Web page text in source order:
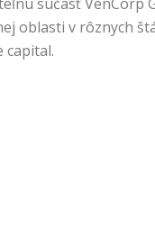
v rôznych
capital.